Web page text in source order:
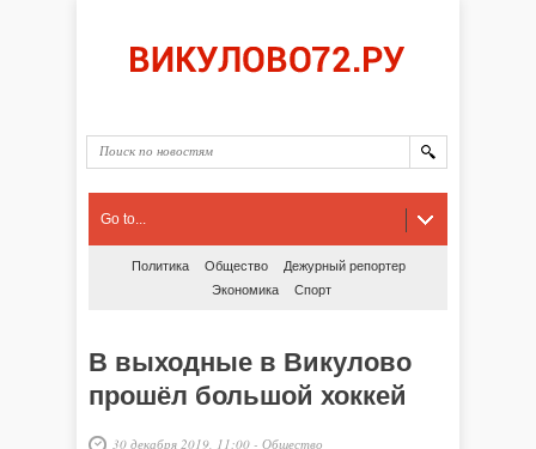
Go to...
Политика Общество
Дежурный репортер
Экономика
Спорт
В выходные в Викулово
прошёл большой хоккей
30 декабря 2019, 11:00 - Общество